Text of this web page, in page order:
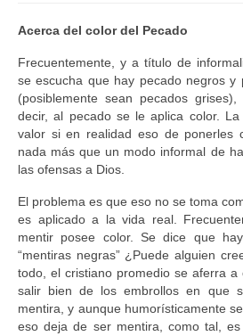
Acerca del color del Pecado
Frecuentemente, y a título de
se escucha que hay pecado negros y
(posiblemente sean pecados
decir, al pecado se le aplica color.
valor si en realidad eso de ponerles
nada más que un modo informal de
las ofensas a Dios.
El problema es que eso no se toma
es aplicado a la vida real.
mentir posee color. Se dice que
“mentiras negras” ¿Puede alguien
todo, el cristiano promedio se aferra a
salir bien de los embrollos en que
mentira, y aunque humorísticamente
eso deja de ser mentira, como tal,